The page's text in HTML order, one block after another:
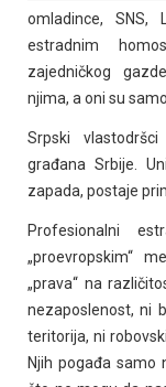
omladince, SNS,
estradnim
zajedničkog
njima, a oni su
Srpski
građana Srbije.
zapada, postaje
Profesionalni
„proevropskim“
„prava“ na
nezaposlenost, ni
teritorija, ni
Njih pogađa samo